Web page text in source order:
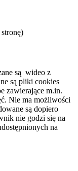
są wideo z
są pliki cookies
zawierające m.in.
Nie ma możliwości
są dopiero
nie godzi się na
na